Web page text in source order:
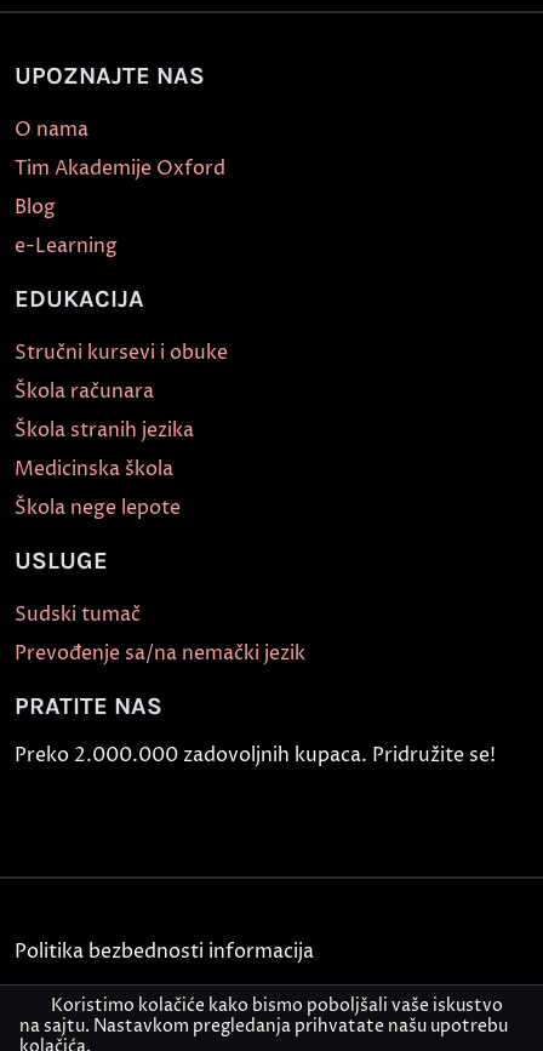
UPOZNAJTE NAS
O nama
Tim Akademije Oxford
Blog
e-Learning
EDUKACIJA
Stručni kursevi i obuke
Škola računara
Škola stranih jezika
Medicinska škola
Škola nege lepote
USLUGE
Sudski tumač
Prevođenje sa/na nemački jezik
PRATITE NAS
Preko 2.000.000 zadovoljnih kupaca. Pridružite se!
Politika bezbednosti informacija
Kontakt
Koristimo kolačiće kako bismo poboljšali vaše iskustvo
na sajtu. Nastavkom pregledanja prihvatate našu upotrebu